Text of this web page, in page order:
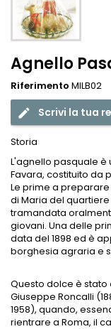
Agnello
Riferimento MILB02
edit Scrivi la tua
Storia
L'agnello pasquale
Favara, costituito da
Le prime a
di Maria del quartiere
tramandata
giovani. Una delle
data del 1898 ed è
borghesia agraria e
Questo dolce è stato
Giuseppe Roncalli
1958), quando,
rientrare a Roma, il